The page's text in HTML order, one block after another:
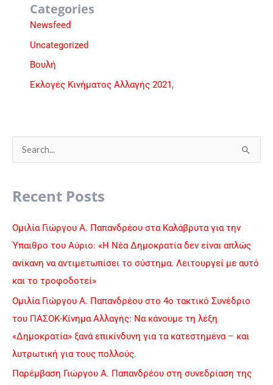
Categories
Newsfeed
Uncategorized
Βουλή
Εκλογές Κινήματος Αλλαγής 2021,
r
c
h
Recent Posts
Ομιλία Γιώργου Α. Παπανδρέου στα Καλάβρυτα για την
Ύπαιθρο του Αύριο: «Η Νέα Δημοκρατία δεν είναι απλώς
ανίκανη να αντιμετωπίσει το σύστημα. Λειτουργεί με αυτό
και το τροφοδοτεί»
Ομιλία Γιώργου Α. Παπανδρέου στο 4ο τακτικό Συνέδριο
του ΠΑΣΟΚ-Κίνημα Αλλαγής: Να κάνουμε τη λέξη
«Δημοκρατία» ξανά επικίνδυνη για τα κατεστημένα – και
λυτρωτική για τους πολλούς.
Παρέμβαση Γιώργου Α. Παπανδρέου στη συνεδρίαση της